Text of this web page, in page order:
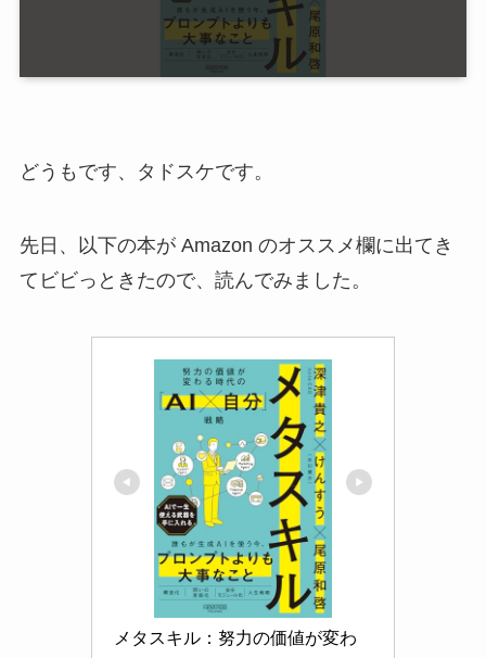
どうもです、タドスケです。
先日、以下の本が Amazon のオススメ欄に出てき
てビビっときたので、読んでみました。
メタスキル：努力の価値が変わ